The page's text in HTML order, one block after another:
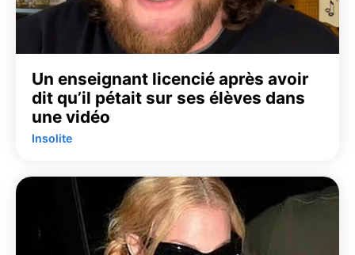
Un enseignant licencié après avoir
dit qu’il pétait sur ses élèves dans
une vidéo
Insolite